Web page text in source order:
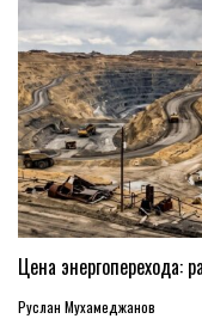
Цена энергоперехода:
Руслан Мухамеджанов